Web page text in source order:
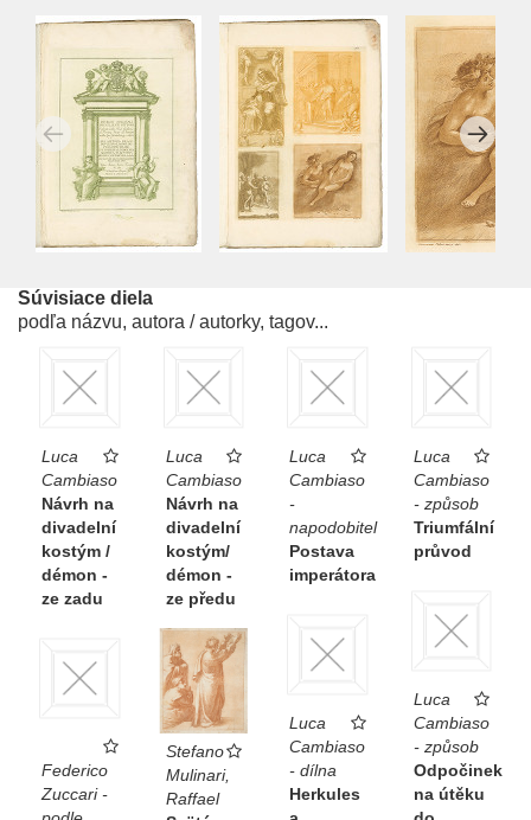
Súvisiace diela
podľa názvu, autora / autorky, tagov...
Luca
Cambiaso
Návrh na
divadelní
kostým /
démon -
ze zadu
Luca
Cambiaso
Návrh na
divadelní
kostým/
démon -
ze předu
Luca
Cambiaso
-
napodobitel
Postava
imperátora
Luca
Cambiaso
- způsob
Triumfální
průvod
Luca
Cambiaso
- způsob
Odpočinek
na útěku
Luca
Cambiaso
- dílna
Herkules
Federico
Zuccari -
Stefano
Mulinari,
Raffael